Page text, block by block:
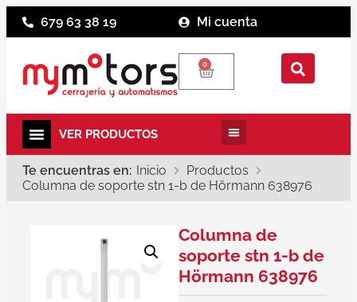
679 63 38 19 Mi cuenta
0
Te encuentras en: Inicio
Productos
Columna de soporte stn 1-b de Hörmann 638976
Columna de
soporte stn 1-b de
Hörmann 638976